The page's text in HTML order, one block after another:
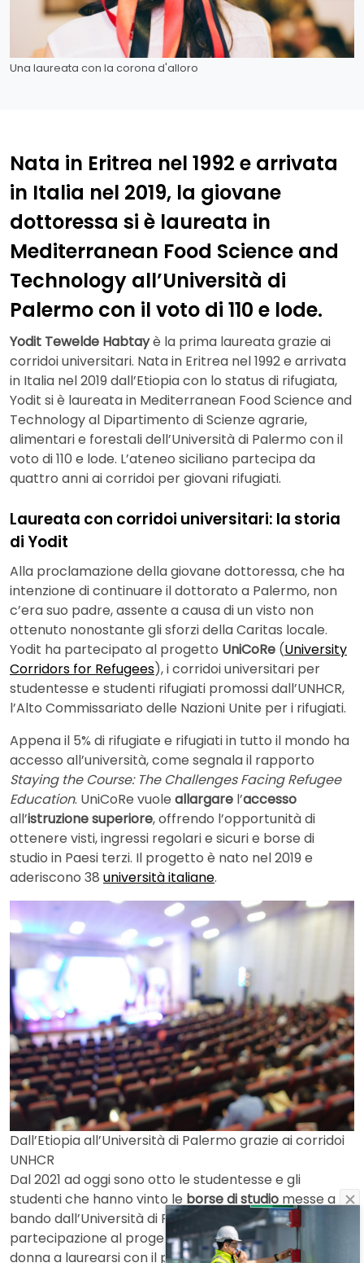
Una laureata con la corona d'alloro
Nata in Eritrea nel 1992 e arrivata
in Italia nel 2019, la giovane
dottoressa si è laureata in
Mediterranean Food Science and
Technology all’Università di
Palermo con il voto di 110 e lode.
Yodit Tewelde Habtayè la prima laureata grazie ai
corridoi universitari. Nata in Eritrea nel 1992 e arrivata
in Italia nel 2019 dall’Etiopia con lo status di rifugiata,
Yodit si è laureata in Mediterranean Food Science and
Technology al Dipartimento di Scienze agrarie,
alimentari e forestali dell’Università di Palermo con il
voto di 110 e lode. L’ateneo siciliano partecipa da
quattro anni ai corridoi per giovani rifugiati.
Laureata con corridoi universitari: la storia
di Yodit
Alla proclamazione della giovane dottoressa, che ha
intenzione di continuare il dottorato a Palermo, non
c’era suo padre, assente a causa di un visto non
ottenuto nonostante gli sforzi della Caritas locale.
Yodit ha partecipato al progetto UniCoRe (University
Corridors for Refugees), i corridoi universitari per
studentesse e studenti rifugiati promossi dall’UNHCR,
l’Alto Commissariato delle Nazioni Unite per i rifugiati.
Appena il 5% di rifugiate e rifugiati in tutto il mondo ha
accesso all’università, come segnala il rapporto
Staying the Course: The Challenges Facing Refugee
Education. UniCoRe vuole allargare l’accesso
all’istruzione superiore, offrendo l’opportunità di
ottenere visti, ingressi regolari e sicuri e borse di
studio in Paesi terzi. Il progetto è nato nel 2019 e
aderiscono 38 università italiane.
Dall’Etiopia all’Università di Palermo grazie ai corridoi
UNHCR
Dal 2021 ad oggi sono otto le studentesse e gli
studenti che hanno vinto le borse di studio messe a
bando dall’Università di Palermo: due per ogni anno di
partecipazione al progetto UniCoRe. Yodit è la prima
donna a laurearsi con il progetto dei corridoi